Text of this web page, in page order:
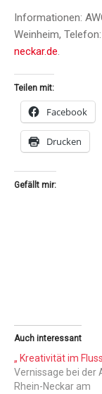
Informationen:
Weinheim,
neckar.de.
Teilen mit:
Facebook
Drucken
Gefällt mir:
Auch interessant
„ Kreativität im
Vernissage bei der
Rhein-Neckar am